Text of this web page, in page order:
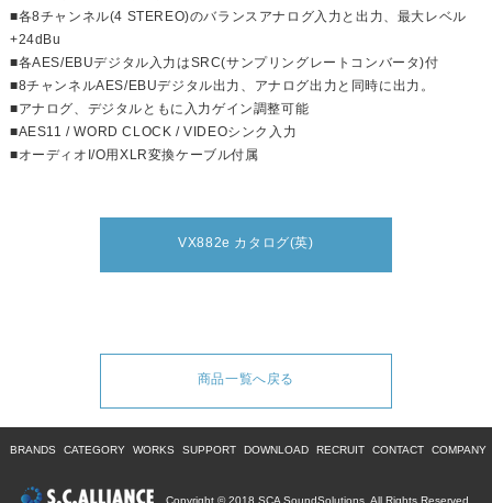
■各8チャンネル(4 STEREO)のバランスアナログ入力と出力、最大レベル
+24dBu
■各AES/EBUデジタル入力はSRC(サンプリングレートコンバータ)付
■8チャンネルAES/EBUデジタル出力、アナログ出力と同時に出力。
■アナログ、デジタルともに入力ゲイン調整可能
■AES11 / WORD CLOCK / VIDEOシンク入力
■オーディオI/O用XLR変換ケーブル付属
VX882e カタログ(英)
商品一覧へ戻る
BRANDS CATEGORY WORKS SUPPORT DOWNLOAD RECRUIT CONTACT COMPANY
Copyright © 2018 SCA SoundSolutions. All Rights Reserved.